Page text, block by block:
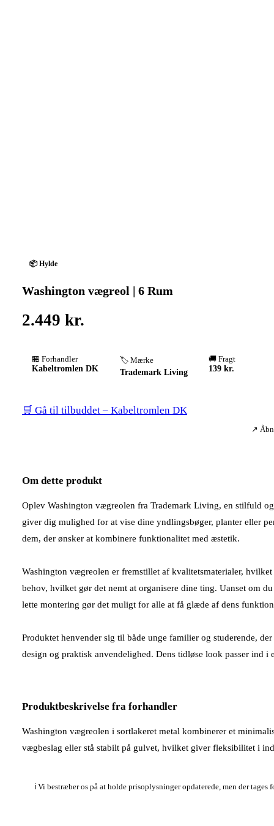
📦 Hylde
Washington vægreol | 6 Rum
2.449 kr.
🏪 Forhandler
Kabeltromlen DK
🏷️ Mærke
Trademark Living
🚚 Fragt
139 kr.
🛒 Gå til tilbuddet – Kabeltromlen DK
↗
Om dette produkt
Oplev Washington vægreolen fra Trademark Living, en stilfuld
giver dig mulighed for at vise dine yndlingsbøger, planter eller
dem, der ønsker at kombinere funktionalitet med æstetik.
Washington vægreolen er fremstillet af kvalitetsmaterialer,
behov, hvilket gør det nemt at organisere dine ting. Uanset om
lette montering gør det muligt for alle at få glæde af dens
Produktet henvender sig til både unge familier og studerende,
design og praktisk anvendelighed. Dens tidløse look passer ind
Produktbeskrivelse fra forhandler
Washington vægreolen i sortlakeret metal kombinerer et
vægbeslag eller stå stabilt på gulvet, hvilket giver fleksibilitet i
ℹ️ Vi bestræber os på at holde prisoplysninger opdaterede, men der